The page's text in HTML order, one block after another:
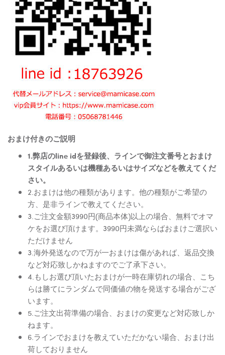
おまけ付きのご説明
1.弊店のline idを登録後、ラインで御注文番号とおまけ
スタイルあるいは機種あるいはサイズなどを教えてくだ
さい。
2.おまけは他の種類があります。他の種類がご希望の
方、是非ラインで教えてください。
3.ご注文金額3990円(商品本体)以上の場合、無料でオマ
ケをお選び頂けます。3990円未満ならばおまけご選択い
ただけません
3.海外発送なので万が一おまけは傷があれば、返品交換
など対応致しかねますのでご了承下さい。
4.もしお選び頂いたおまけが一時在庫切れの場合、こち
らは勝てにランダムで同価値の物を発送する場合がござ
います。
5.ご注文出荷準備の場合、おまけの変更など対応致しか
ねます。
6.ラインでおまけを教えていただかない場合、おまけ出
荷しておりません